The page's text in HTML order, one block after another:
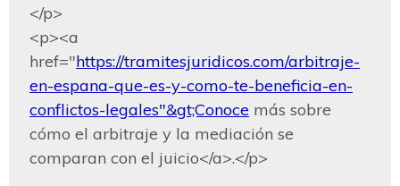
</p>
<p><a
href="https://tramitesjuridicos.com/arbitraje-
en-espana-que-es-y-como-te-beneficia-en-
conflictos-legales"&gt;Conoce más sobre
cómo el arbitraje y la mediación se
comparan con el juicio</a>.</p>